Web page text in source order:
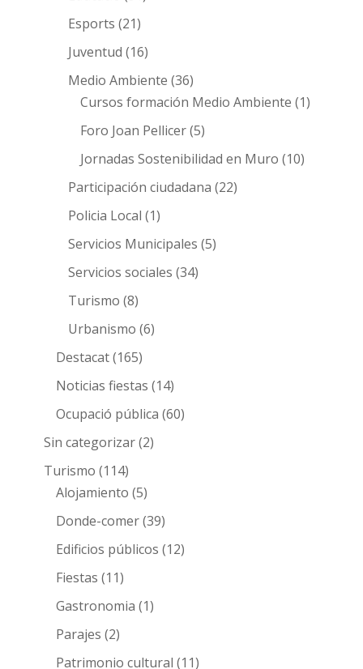
Esports (21)
Juventud (16)
Medio Ambiente (36)
Cursos formación Medio Ambiente (1)
Foro Joan Pellicer(5)
Jornadas Sostenibilidad en Muro (10)
Participación ciudadana (22)
Policia Local (1)
Servicios Municipales (5)
Servicios sociales (34)
Turismo (8)
Urbanismo (6)
Destacat(165)
Noticias fiestas (14)
Ocupació pública (60)
Sin categorizar(2)
Turismo (114)
Alojamiento (5)
Donde-comer(39)
Edificios públicos (12)
Fiestas (11)
Gastronomia (1)
Parajes (2)
Patrimonio cultural (11)